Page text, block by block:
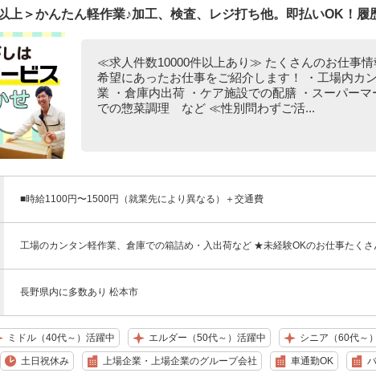
上＞かんたん軽作業♪加工、検査、レジ打ち他。即払いOK！
≪求人件数10000件以上あり≫ たくさんのお仕事情
希望にあったお仕事をご紹介します！ ・工場内カ
業 ・倉庫内出荷 ・ケア施設での配膳 ・スーパーマ
での惣菜調理 など ≪性別問わずご活...
■時給1100円〜1500円（就業先により異なる）＋交通費
工場のカンタン軽作業、倉庫での箱詰め・入出荷など ★未経験OKのお仕事たくさ
長野県内に多数あり 松本市
ミドル（40代～）活躍中 エルダー（50代～）活躍中 シニア（60代～
土日祝休み 上場企業・上場企業のグループ会社 車通勤OK